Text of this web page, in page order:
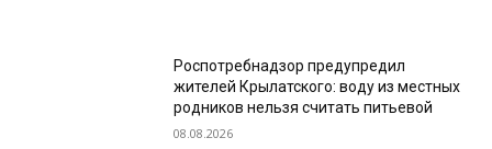
Роспотребнадзор предупредил
жителей Крылатского: воду из местных
родников нельзя считать питьевой
08.08.2026